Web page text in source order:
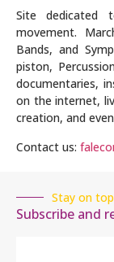
Site dedicated
movement.
Bands, and
piston,
documentaries,
on the internet,
creation, and
Contact us:
Stay on
Subscribe and